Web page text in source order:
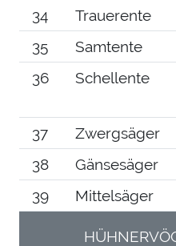
34 Trauerente
35
Samtente
36
Schellente
37
Zwergsäger
38
Gänsesäger
39
Mittelsäger